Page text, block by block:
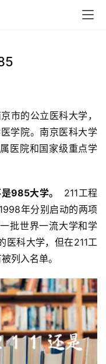
学院。南京医科大学
医院和国家级重点学
是985大学。
211工程
年分别启动的两项
批世界一流大学和学
医科大学，但在211工
列入名单。